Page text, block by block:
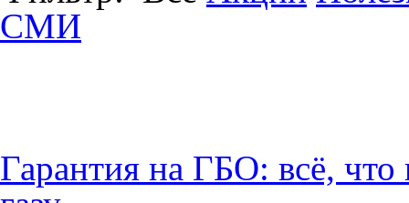
СМИ
Гарантия на ГБО: всё, что